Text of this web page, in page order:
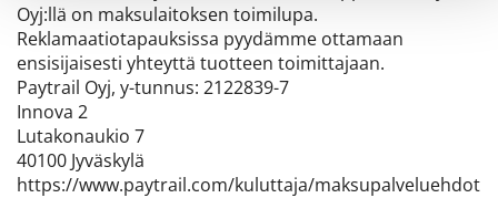
Oyj:llä on maksulaitoksen toimilupa.
Reklamaatiotapauksissa pyydämme ottamaan
ensisijaisesti yhteyttä tuotteen toimittajaan.
Paytrail Oyj, y-tunnus: 2122839-7
Innova 2
Lutakonaukio 7
40100 Jyväskylä
https://www.paytrail.com/kuluttaja/maksupalveluehdot